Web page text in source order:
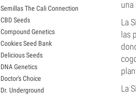
una
La
las
La
Semillas de Mimosa
Semillas The Cali Connection
CBD Seeds
Compound Genetics
Cookies Seed Bank
Delicious Seeds
DNA Genetics
Doctor's Choice
Dr. Underground